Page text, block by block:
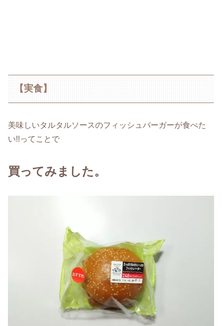
【実食】
美味しいタルタルソースのフィッシュバーガーが食べた
い!!ってことで
買ってみました。